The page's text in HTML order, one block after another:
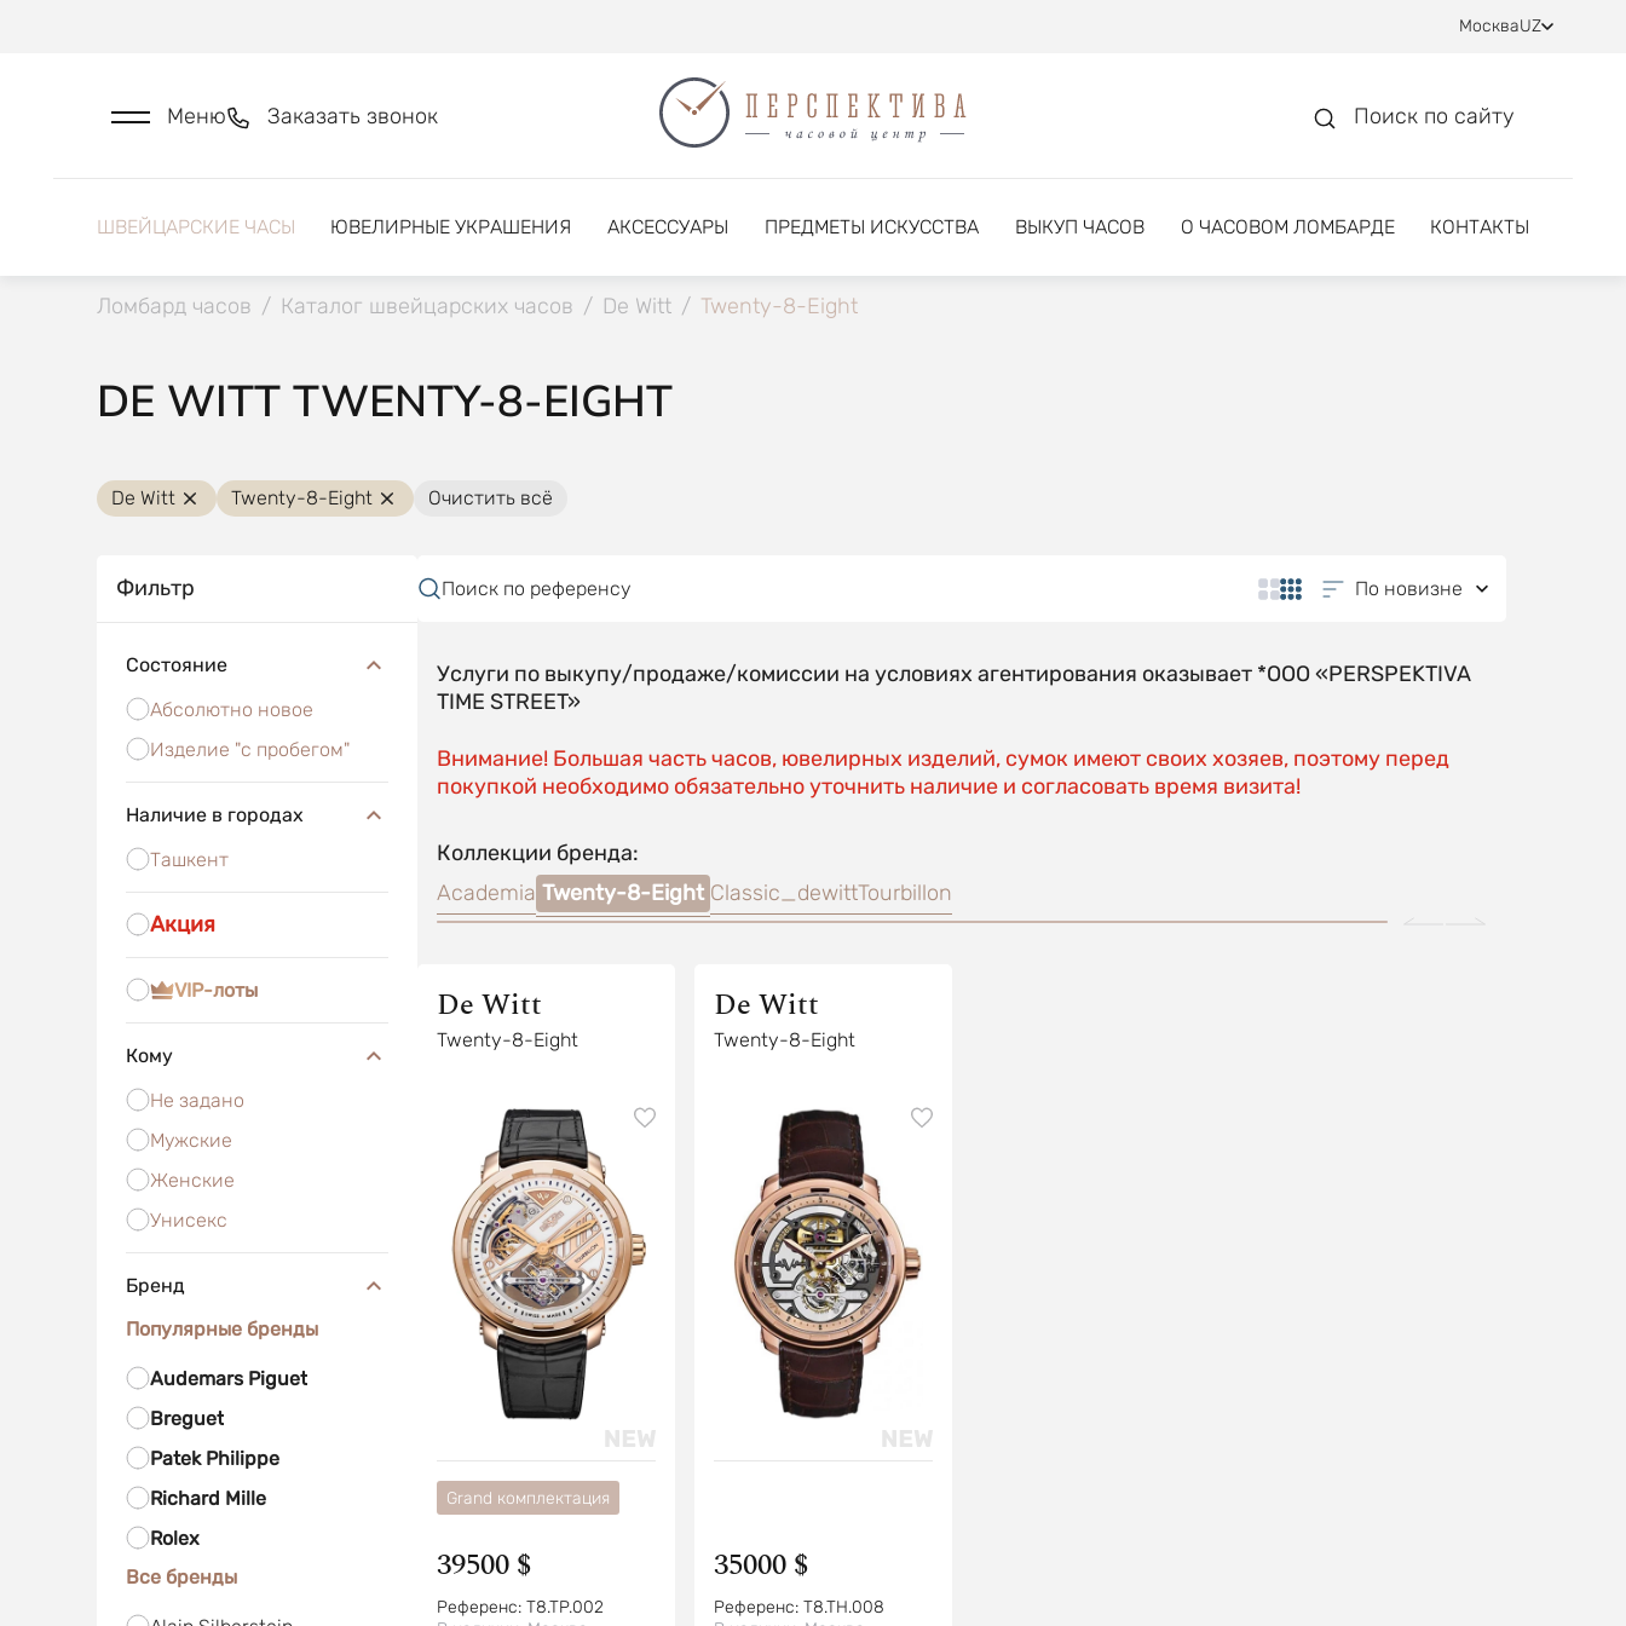
МоскваUZ
Меню Заказать звонок Поиск по сайту
ШВЕЙЦАРСКИЕ ЧАСЫ ЮВЕЛИРНЫЕ УКРАШЕНИЯ АКСЕССУАРЫ ПРЕДМЕТЫ ИСКУССТВА ВЫКУП ЧАСОВ О ЧАСОВОМ ЛОМБАРДЕ КОНТАКТЫ
Ломбард часов / Каталог швейцарских часов / De Witt / Twenty-8-Eight
DE WITT TWENTY-8-EIGHT
De Witt Twenty-8-Eight Очистить всё
Фильтр
Состояние
Абсолютно новое
Изделие "с пробегом"
Наличие в городах
Ташкент
Акция
VIP-лоты
Кому
Не задано
Мужские
Женские
Унисекс
Бренд
Популярные бренды
Audemars Piguet
Breguet
Patek Philippe
Richard Mille
Rolex
Все бренды
Поиск по референсу По новизне
Услуги по выкупу/продаже/комиссии на условиях агентирования оказывает *OOO «PERSPEKTIVA
TIME STREET»
Внимание! Большая часть часов, ювелирных изделий, сумок имеют своих хозяев, поэтому перед
покупкой необходимо обязательно уточнить наличие и согласовать время визита!
Коллекции бренда:
Academia Twenty-8-Eight Classic_dewittTourbillon
De Witt
Twenty-8-Eight
Grand комплектация
39500 $
Референс: T8.TP.002
De Witt
Twenty-8-Eight
35000 $
Референс: T8.TH.008